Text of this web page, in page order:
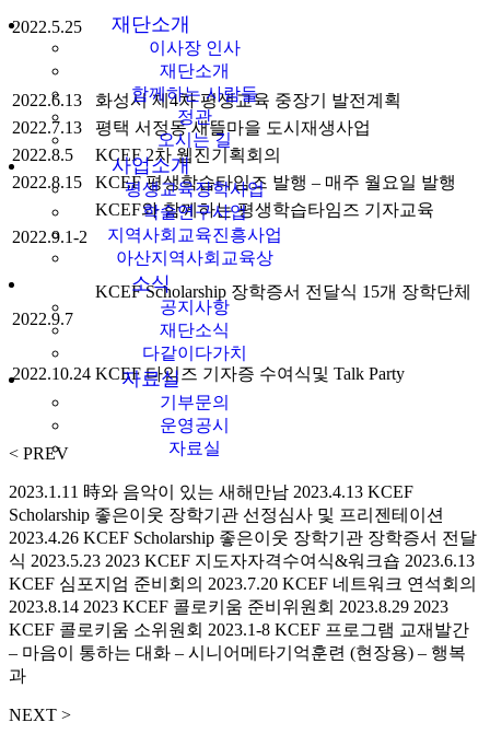
재단소개
이사장 인사
재단소개
함께하는 사람들
정관
오시는 길
사업소개
평생교육장학사업
학술연구사업
지역사회교육진흥사업
아산지역사회교육상
소식
공지사항
재단소식
다같이다가치
자료실
기부문의
운영공시
자료실
2022.5.25
2022.6.13
화성시 제4차 평생교육 중장기 발전계획
2022.7.13
평택 서정동 새뜰마을 도시재생사업
2022.8.5
KCEF 2차 웹진기획회의
2022.8.15
KCEF 평생학습타임즈 발행 – 매주 월요일 발행
2022.9.1-2
KCEF와 함께하는 평생학습타임즈 기자교육
2022.9.7
KCEF Scholarship 장학증서 전달식 15개 장학단체
2022.10.24 KCEF 타임즈 기자증 수여식및 Talk Party
< PREV
2023.1.11 時와 음악이 있는 새해만남 2023.4.13 KCEF
Scholarship 좋은이웃 장학기관 선정심사 및 프리젠테이션
2023.4.26 KCEF Scholarship 좋은이웃 장학기관 장학증서 전달
식 2023.5.23 2023 KCEF 지도자자격수여식&워크숍 2023.6.13
KCEF 심포지엄 준비회의 2023.7.20 KCEF 네트워크 연석회의
2023.8.14 2023 KCEF 콜로키움 준비위원회 2023.8.29 2023
KCEF 콜로키움 소위원회 2023.1-8 KCEF 프로그램 교재발간
– 마음이 통하는 대화 – 시니어메타기억훈련 (현장용) – 행복
과
NEXT >